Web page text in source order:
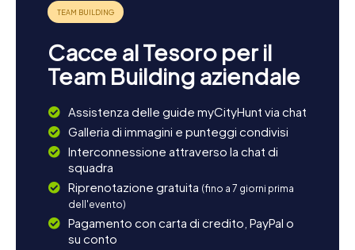
Cacce al Tesoro per il
Team Building aziendale
Assistenza delle guide myCityHunt via chat
Galleria di immagini e punteggi condivisi
Interconnessione attraverso la chat di
squadra
Riprenotazione gratuita (fino a 7 giorni prima
dell'evento)
Pagamento con carta di credito, PayPal o
su conto